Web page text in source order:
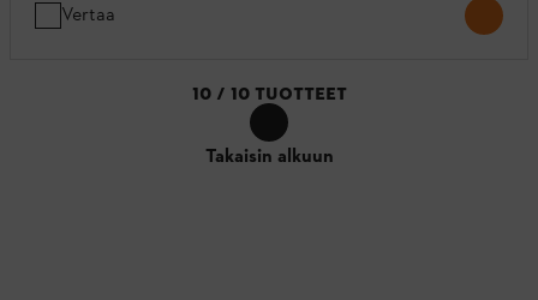
Vertaa
10 / 10 TUOTTEET
Takaisin alkuun